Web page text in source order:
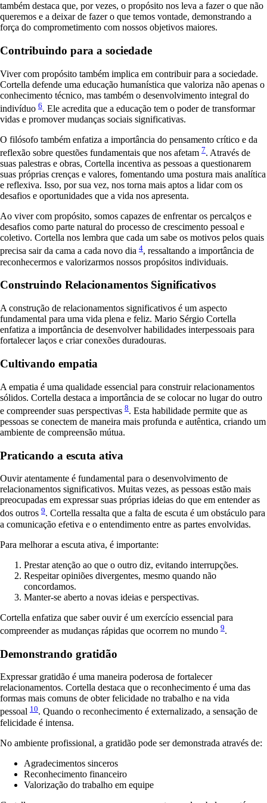
também destaca que, por vezes, o propósito nos leva a fazer o que não
queremos e a deixar de fazer o que temos vontade, demonstrando a
força do comprometimento com nossos objetivos maiores.
Contribuindo para a sociedade
Viver com propósito também implica em contribuir para a sociedade.
Cortella defende uma educação humanística que valoriza não apenas o
conhecimento técnico, mas também o desenvolvimento integral do
indivíduo 6. Ele acredita que a educação tem o poder de transformar
vidas e promover mudanças sociais significativas.
O filósofo também enfatiza a importância do pensamento crítico e da
reflexão sobre questões fundamentais que nos afetam 7. Através de
suas palestras e obras, Cortella incentiva as pessoas a questionarem
suas próprias crenças e valores, fomentando uma postura mais analítica
e reflexiva. Isso, por sua vez, nos torna mais aptos a lidar com os
desafios e oportunidades que a vida nos apresenta.
Ao viver com propósito, somos capazes de enfrentar os percalços e
desafios como parte natural do processo de crescimento pessoal e
coletivo. Cortella nos lembra que cada um sabe os motivos pelos quais
precisa sair da cama a cada novo dia 4, ressaltando a importância de
reconhecermos e valorizarmos nossos propósitos individuais.
Construindo Relacionamentos Significativos
A construção de relacionamentos significativos é um aspecto
fundamental para uma vida plena e feliz. Mario Sérgio Cortella
enfatiza a importância de desenvolver habilidades interpessoais para
fortalecer laços e criar conexões duradouras.
Cultivando empatia
A empatia é uma qualidade essencial para construir relacionamentos
sólidos. Cortella destaca a importância de se colocar no lugar do outro
e compreender suas perspectivas 8. Esta habilidade permite que as
pessoas se conectem de maneira mais profunda e autêntica, criando um
ambiente de compreensão mútua.
Praticando a escuta ativa
Ouvir atentamente é fundamental para o desenvolvimento de
relacionamentos significativos. Muitas vezes, as pessoas estão mais
preocupadas em expressar suas próprias ideias do que em entender as
dos outros 9. Cortella ressalta que a falta de escuta é um obstáculo para
a comunicação efetiva e o entendimento entre as partes envolvidas.
Para melhorar a escuta ativa, é importante:
Prestar atenção ao que o outro diz, evitando interrupções.
Respeitar opiniões divergentes, mesmo quando não
concordamos.
Manter-se aberto a novas ideias e perspectivas.
Cortella enfatiza que saber ouvir é um exercício essencial para
compreender as mudanças rápidas que ocorrem no mundo 9.
Demonstrando gratidão
Expressar gratidão é uma maneira poderosa de fortalecer
relacionamentos. Cortella destaca que o reconhecimento é uma das
formas mais comuns de obter felicidade no trabalho e na vida
pessoal 10. Quando o reconhecimento é externalizado, a sensação de
felicidade é intensa.
No ambiente profissional, a gratidão pode ser demonstrada através de:
Agradecimentos sinceros
Reconhecimento financeiro
Valorização do trabalho em equipe